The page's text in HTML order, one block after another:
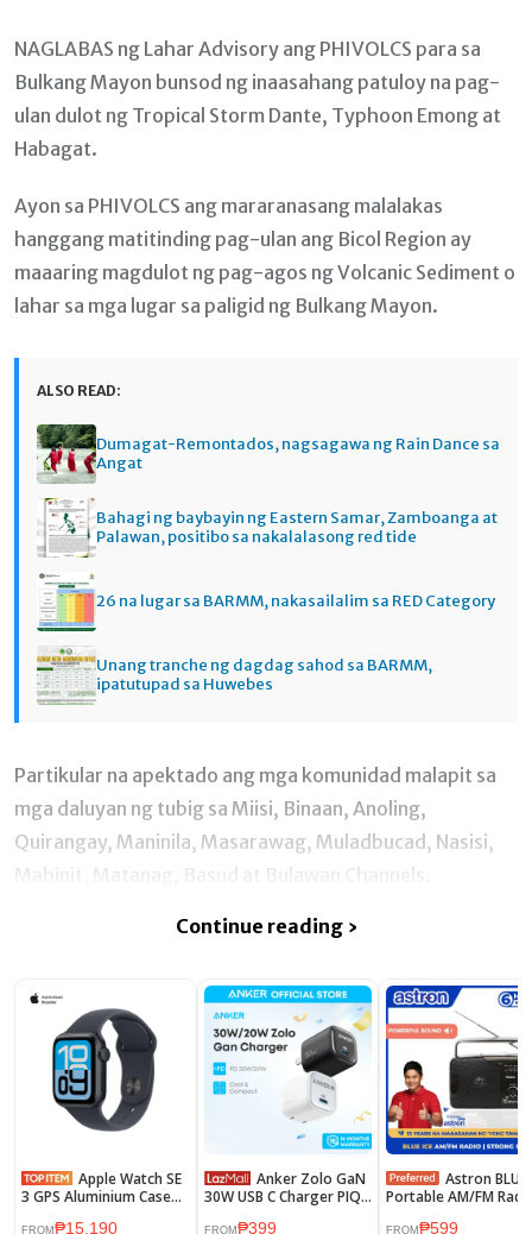
NAGLABAS ng Lahar Advisory ang PHIVOLCS para sa
Bulkang Mayon bunsod ng inaasahang patuloy na pag-
ulan dulot ng Tropical Storm Dante, Typhoon Emong at
Habagat.
Ayon sa PHIVOLCS ang mararanasang malalakas
hanggang matitinding pag-ulan ang Bicol Region ay
maaaring magdulot ng pag-agos ng Volcanic Sediment o
lahar sa mga lugar sa paligid ng Bulkang Mayon.
ALSO READ:
Dumagat-Remontados, nagsagawa ng Rain Dance sa
Angat
Bahagi ng baybayin ng Eastern Samar, Zamboanga at
Palawan, positibo sa nakalalasong red tide
26 na lugar sa BARMM, nakasailalim sa RED Category
Unang tranche ng dagdag sahod sa BARMM,
ipatutupad sa Huwebes
Partikular na apektado ang mga komunidad malapit sa
mga daluyan ng tubig sa Miisi, Binaan, Anoling,
Quirangay, Maninila, Masarawag, Muladbucad, Nasisi,
Mabinit, Matanag, Basud at Bulawan Channels.
Continue reading ›
Apple Watch SE
3 GPS Aluminium Case
FROM ₱15,190
Anker Zolo GaN
30W USB C Charger PIQ
FROM ₱399
Astron BLUEICE
Portable AM/FM
FROM₱599